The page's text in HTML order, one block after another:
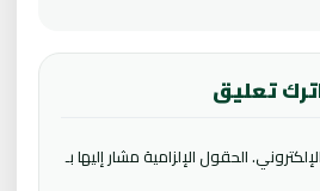
تعليق
الحقول الإلزامية مشار إليها بـ